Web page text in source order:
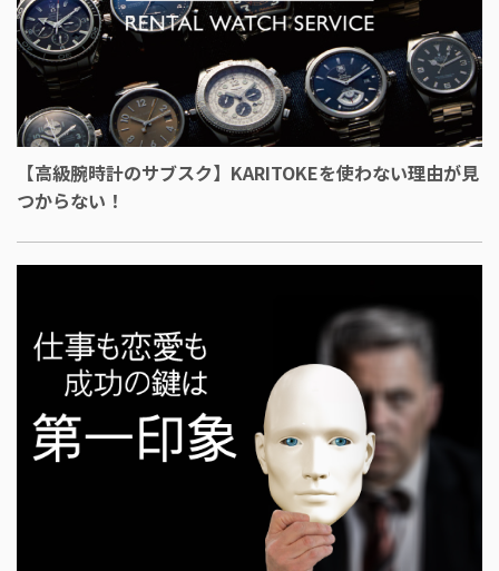
【高級腕時計のサブスク】KARITOKEを使わない理由が見
つからない！